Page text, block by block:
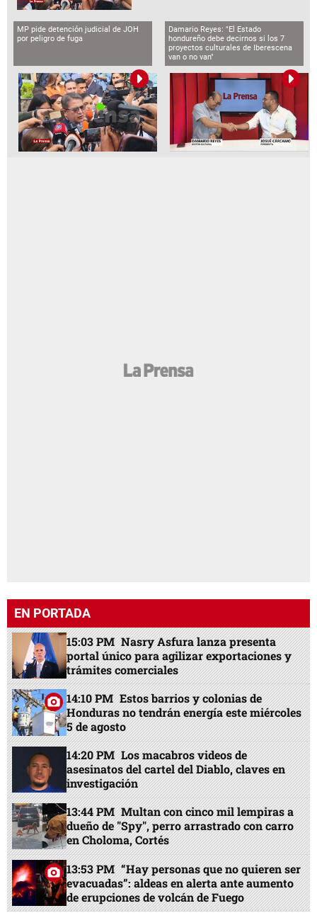
MP pide detención judicial de JOH
por peligro de fuga
Damario Reyes: "El Estado
hondureño debe decirnos si los 7
proyectos culturales de Iberescena
van o no van"
EN PORTADA
15:03 PM Nasry Asfura lanza presenta
portal único para agilizar exportaciones y
trámites comerciales
14:10 PM Estos barrios y colonias de
Honduras no tendrán energía este miércoles
5 de agosto
14:20 PM Los macabros videos de
asesinatos del cartel del Diablo, claves en
investigación
13:44 PM Multan con cinco mil lempiras a
dueño de "Spy", perro arrastrado con carro
en Choloma, Cortés
13:53 PM “Hay personas que no quieren ser
evacuadas”: aldeas en alerta ante aumento
de erupciones de volcán de Fuego